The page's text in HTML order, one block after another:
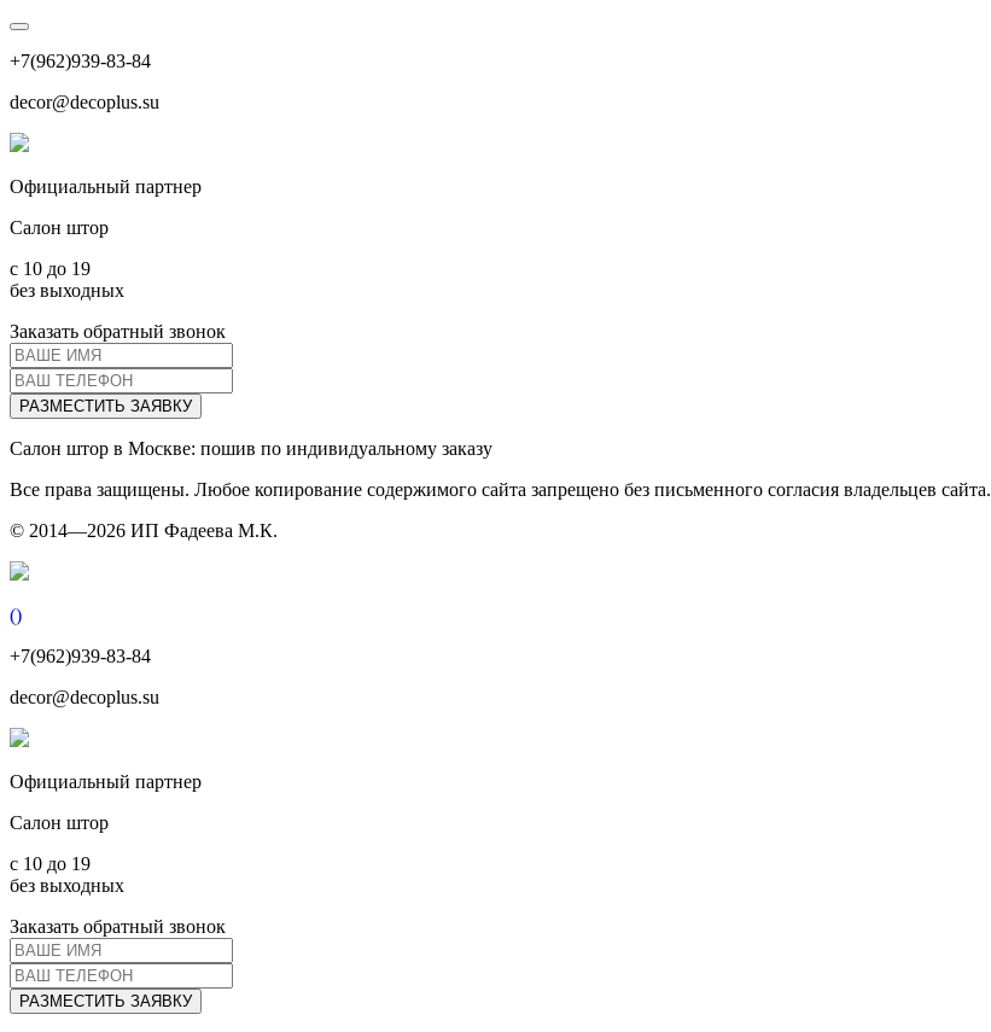
+7(962)939-83-84
decor@decoplus.su
Официальный партнер
Салон штор
c 10 до 19
без выходных
Заказать обратный звонок
РАЗМЕСТИТЬ ЗАЯВКУ
Салон штор в Москве: пошив по индивидуальному заказу
Все права защищены. Любое копирование содержимого сайта запрещено без письменного согласия владельцев сайта.
© 2014—2026 ИП Фадеева М.К.
()
+7(962)939-83-84
decor@decoplus.su
Официальный партнер
Салон штор
c 10 до 19
без выходных
Заказать обратный звонок
РАЗМЕСТИТЬ ЗАЯВКУ